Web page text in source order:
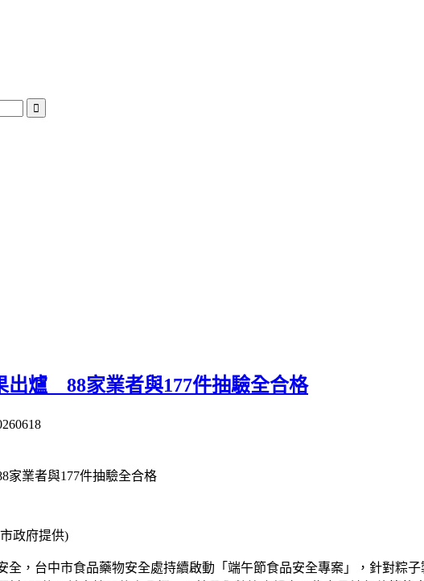
出爐 88家業者與177件抽驗全合格
政府提供)
全，台中市食品藥物安全處持續啟動「端午節食品安全專案」，針對粽